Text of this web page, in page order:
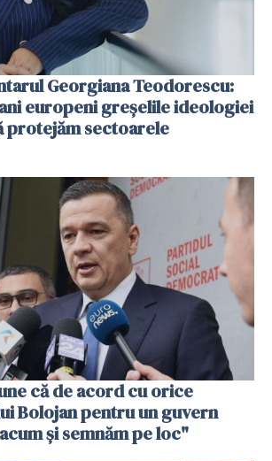
Georgiana Teodorescu:
europeni greșelile ideologiei
protejăm sectoarele
că de acord cu orice
Bolojan pentru un guvern
și semnăm pe loc"